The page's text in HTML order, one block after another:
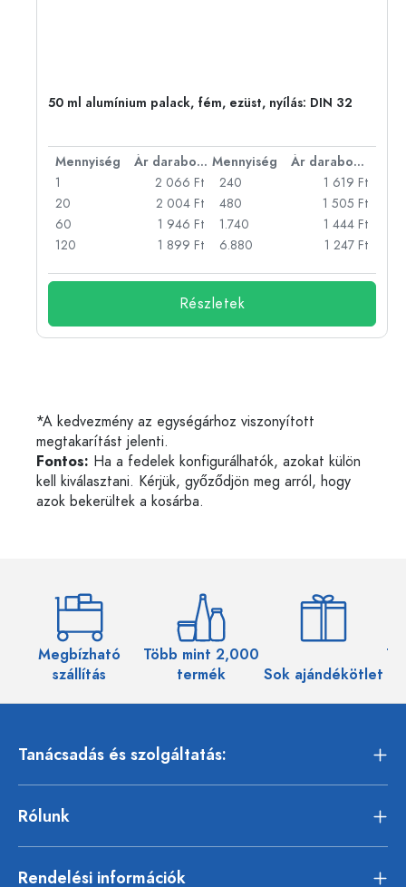
50 ml alumínium palack, fém, ezüst, nyílás: DIN 32
Mennyiség Ár darabonként Mennyiség
Ár darabonként
1
2 066 Ft
20
2 004 Ft
60
1 946 Ft
120
1 899 Ft
240
1 619 Ft
480
1 505 Ft
1.740
1 444 Ft
6.880
1 247 Ft
Részletek
*A kedvezmény az egységárhoz viszonyított
megtakarítást jelenti.
Fontos: Ha a fedelek konfigurálhatók, azokat külön
kell kiválasztani. Kérjük, győződjön meg arról, hogy
azok bekerültek a kosárba.
Megbízható
szállítás
Több mint 2,000
termék
Sok ajándékötlet
Tanácsadás és szolgáltatás:
Rólunk
Rendelési információk